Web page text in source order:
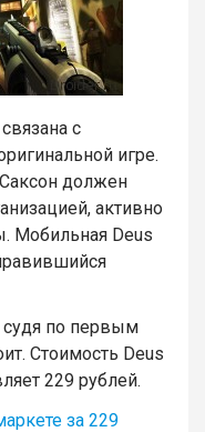
с
игре.
должен
активно
Мобильная Deus
судя по первым
Стоимость Deus
229 рублей.
за 229